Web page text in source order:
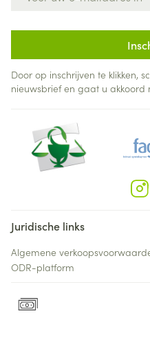
Door op inschrijven te klikken,
nieuwsbrief en gaat u akkoord
Juridische links
Algemene
ODR-platform